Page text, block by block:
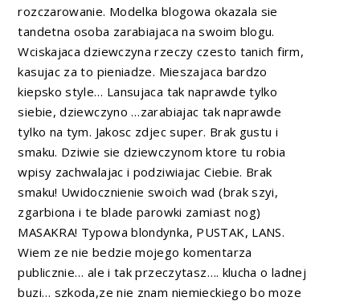
rozczarowanie. Modelka blogowa okazala sie
tandetna osoba zarabiajaca na swoim blogu.
Wciskajaca dziewczyna rzeczy czesto tanich firm,
kasujac za to pieniadze. Mieszajaca bardzo
kiepsko style… Lansujaca tak naprawde tylko
siebie, dziewczyno …zarabiajac tak naprawde
tylko na tym. Jakosc zdjec super. Brak gustu i
smaku. Dziwie sie dziewczynom ktore tu robia
wpisy zachwalajac i podziwiajac Ciebie. Brak
smaku! Uwidocznienie swoich wad (brak szyi,
zgarbiona i te blade parowki zamiast nog)
MASAKRA! Typowa blondynka, PUSTAK, LANS.
Wiem ze nie bedzie mojego komentarza
publicznie… ale i tak przeczytasz…. klucha o ladnej
buzi… szkoda,ze nie znam niemieckiego bo moze